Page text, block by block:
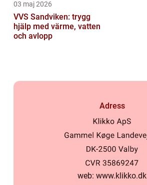
03 maj 2026
VVS Sandviken: trygg
hjälp med värme, vatten
och avlopp
Adress
web: www.klikko.dk